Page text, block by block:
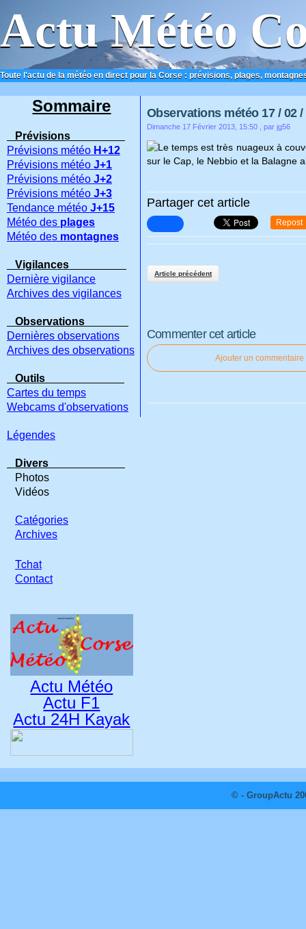
Actu Météo
Toute l'actu de la météo en direct pour la Corse : prévisions, plages,
ACCUEIL CONTACT
Observations météo 17 / 02 /
Dimanche 17 Février 2013, 15:50 , par jg56
Le temps est très nuageux à
sur le Cap, le Nebbio et la Balagne
Partager cet article
Repost
Article précédent
Commenter cet article
Ajouter un commentaire
Sommaire
Prévisions
Prévisions météo H+12
Prévisions météo J+1
Prévisions météo J+2
Prévisions météo J+3
Tendance météo J+15
Météo des plages
Météo des montagnes
Vigilances
Dernière vigilance
Archives des vigilances
Observations
Dernières observations
Archives des observations
Outils
Cartes du temps
Webcams d'observations
Légendes
Divers
Photos
Vidéos
Catégories
Archives
Tchat
Contact
Actu Météo
Actu F1
Actu 24H Kayak
© - GroupActu